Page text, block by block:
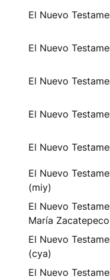
El Nuevo
El Nuevo
El Nuevo
El Nuevo
El Nuevo
El Nuevo
(miy)
El Nuevo
María
El Nuevo
(cya)
El Nuevo